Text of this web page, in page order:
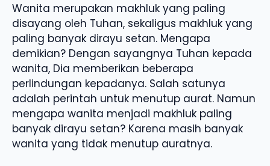
Wanita merupakan makhluk yang paling
disayang oleh Tuhan, sekaligus makhluk yang
paling banyak dirayu setan. Mengapa
demikian? Dengan sayangnya Tuhan kepada
wanita, Dia memberikan beberapa
perlindungan kepadanya. Salah satunya
adalah perintah untuk menutup aurat. Namun
mengapa wanita menjadi makhluk paling
banyak dirayu setan? Karena masih banyak
wanita yang tidak menutup auratnya.